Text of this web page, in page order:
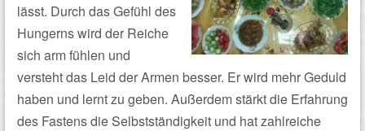
lässt. Durch das Gefühl des
Hungerns wird der Reiche
sich arm fühlen und
versteht das Leid der Armen besser. Er wird mehr Geduld
haben und lernt zu geben. Außerdem stärkt die Erfahrung
des Fastens die Selbstständigkeit und hat zahlreiche